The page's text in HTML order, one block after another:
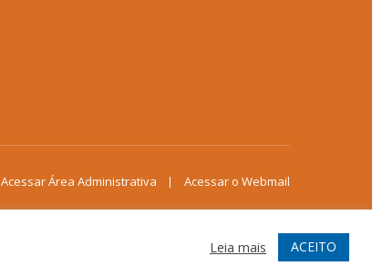
Acessar Área Administrativa Acessar o Webmail
Leia mais ACEITO